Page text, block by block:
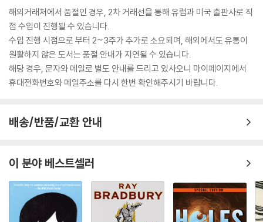
해외거래처에서 품절인 경우, 2차 거래선을 통해 유럽과 미국 출판사로 직
접 수입이 진행될 수 있습니다.
수입 진행 시점으로 부터 2~3주가 추가로 소요되며, 해외에서도 유통이
원활하지 않은 도서는 품절 안내가 지연될 수 있습니다.
해당 경우, 문자와 메일로 별도 안내를 드리고 있사오니 마이페이지에서
휴대전화번호와 메일주소를 다시 한번 확인해주시기 바랍니다.
배송/반품/교환 안내
이 분야 베스트셀러